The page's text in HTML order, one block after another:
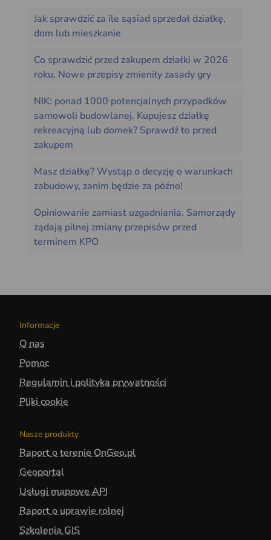
Jak sprawdzić za ile sąsiad sprzedał działkę,
dom lub mieszkanie
Co sprawdzić przed zakupem działki w 2026
roku. Nowe przepisy zmieniły zasady gry
NIK: ponad 1000 potencjalnych przypadków
samowoli budowlanej. Kupujesz działkę
rekreacyjną lub domek? Sprawdź to przed
zakupem
Masz działkę? Wystąp o decyzję o warunkach
zabudowy, zanim będzie za późno!
Opiniowanie zamiast uzgadniania. Samorządy
żądają pilnej zmiany przepisów przed
terminem KPO
Informacje
O nas
Pomoc
Regulamin i polityka prywatności
Pliki cookie
Nasze produkty
Raport o terenie OnGeo.pl
Geoportal
Usługi mapowe API
Raport o uprawie rolnej
Szkolenia GIS